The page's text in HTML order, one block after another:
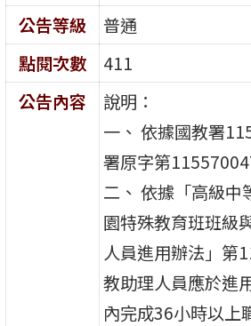
公告等級
普通
點閱次數
411
公告內容
說明：
一、 依據國教署
署原字第
二、 依據「高級中
園特殊教育班班級
人員進用辦法」第
教助理人員應於進
內完成36小時以上